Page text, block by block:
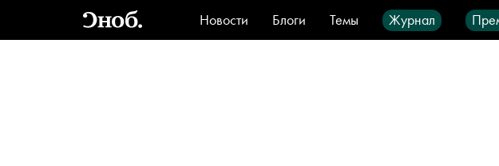
Новости Блоги Темы Журнал
Стиль
Видео Город IT-